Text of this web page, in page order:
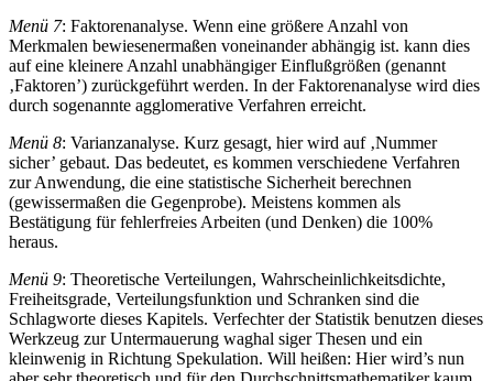
Menü 7: Faktorenanalyse. Wenn eine größere Anzahl von
Merkmalen bewiesenermaßen voneinander abhängig ist. kann dies
auf eine kleinere Anzahl unabhängiger Einflußgrößen (genannt
‚Faktoren’) zurückgeführt werden. In der Faktorenanalyse wird dies
durch sogenannte agglomerative Verfahren erreicht.
Menü 8: Varianzanalyse. Kurz gesagt, hier wird auf ‚Nummer
sicher’ gebaut. Das bedeutet, es kommen verschiedene Verfahren
zur Anwendung, die eine statistische Sicherheit berechnen
(gewissermaßen die Gegenprobe). Meistens kommen als
Bestätigung für fehlerfreies Arbeiten (und Denken) die 100%
heraus.
Menü 9: Theoretische Verteilungen, Wahrscheinlichkeitsdichte,
Freiheitsgrade, Verteilungsfunktion und Schranken sind die
Schlagworte dieses Kapitels. Verfechter der Statistik benutzen dieses
Werkzeug zur Untermauerung waghal siger Thesen und ein
kleinwenig in Richtung Spekulation. Will heißen: Hier wird’s nun